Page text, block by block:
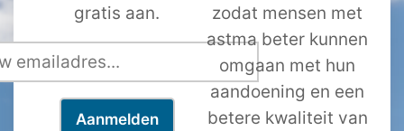
gratis aan.
zodat mensen met
astma beter kunnen
omgaan met hun
aandoening en een
betere kwaliteit van